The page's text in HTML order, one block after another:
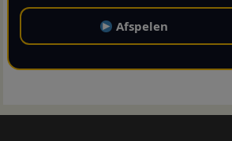
Afspelen